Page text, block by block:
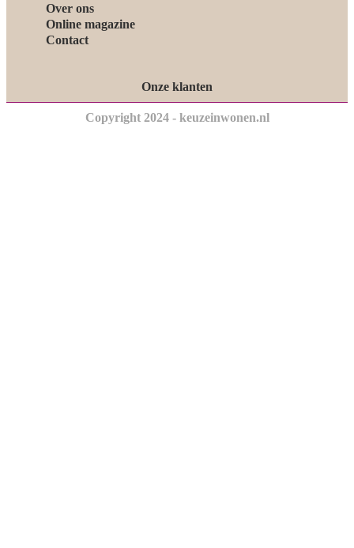
Over ons
Online magazine
Contact
Onze klanten
Copyright 2024 - keuzeinwonen.nl